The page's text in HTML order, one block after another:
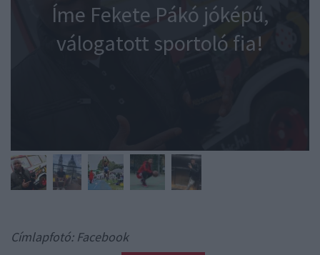
Íme Fekete Pákó jóképű,
válogatott sportoló fia!
Címlapfotó: Facebook